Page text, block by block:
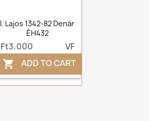
I. Lajos 1342-82 Denár
ÉH432
Ft3,000 VF
 ADD TO CART